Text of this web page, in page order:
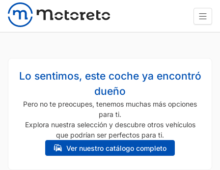
Lo sentimos, este coche ya encontró
dueño
Pero no te preocupes, tenemos muchas más opciones
para ti.
Explora nuestra selección y descubre otros vehículos
que podrían ser perfectos para ti.
Ver nuestro catálogo completo